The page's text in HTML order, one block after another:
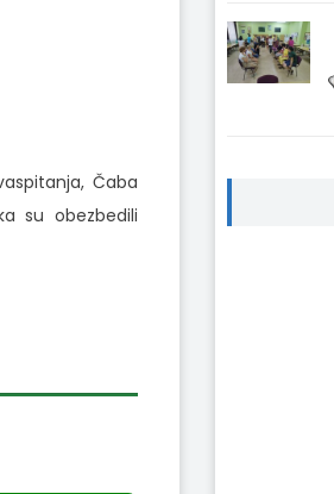
Čaba
su obezbedili